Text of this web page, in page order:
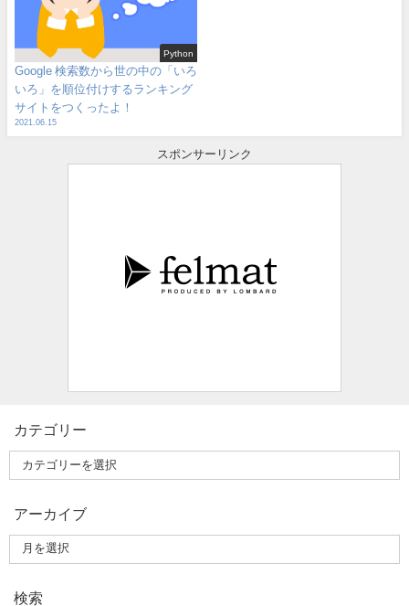
Python
Google 検索数から世の中の「いろ
いろ」を順位付けするランキング
サイトをつくったよ！
2021.06.15
スポンサーリンク
カテゴリー
アーカイブ
検索